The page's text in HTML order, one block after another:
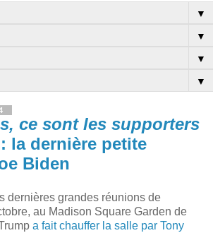
▼
▼
▼
▼
ce sont les supporters
: la dernière petite
Biden
dernières grandes réunions de
au Madison Square Garden de
a fait chauffer la salle par Tony